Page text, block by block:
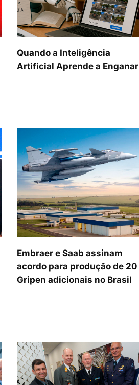
Quando a Inteligência
Artificial Aprende a Enganar
Embraer e Saab assinam
acordo para produção de 20
Gripen adicionais no Brasil